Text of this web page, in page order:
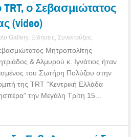
ο Σεβασμιώτατος
(video)
Gallery, Ειδήσεις Συνεντεύξεις
Μητροπολίτης
& Αλμυρού κ. Ιγνάτιος ήταν
του Σωτήρη Πολύζου στην
της TRT “Κεντρική Ελλάδα
την Μεγάλη Τρίτη 15...